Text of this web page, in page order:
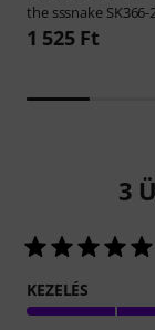
the sssnake
1 525 Ft
3
KEZELÉS